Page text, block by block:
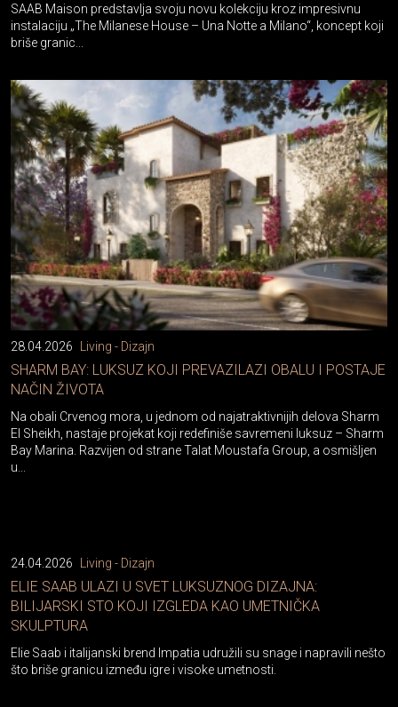
SAAB Maison predstavlja svoju novu kolekciju kroz impresivnu
instalaciju „The Milanese House – Una Notte a Milano“, koncept koji
briše granic...
28.04.2026 Living - Dizajn
SHARM BAY: LUKSUZ KOJI PREVAZILAZI OBALU I POSTAJE
NAČIN ŽIVOTA
Na obali Crvenog mora, u jednom od najatraktivnijih delova Sharm
El Sheikh, nastaje projekat koji redefiniše savremeni luksuz – Sharm
Bay Marina. Razvijen od strane Talat Moustafa Group, a osmišljen
u...
24.04.2026 Living - Dizajn
ELIE SAAB ULAZI U SVET LUKSUZNOG DIZAJNA:
BILIJARSKI STO KOJI IZGLEDA KAO UMETNIČKA
SKULPTURA
Elie Saab i italijanski brend Impatia udružili su snage i napravili nešto
što briše granicu između igre i visoke umetnosti.